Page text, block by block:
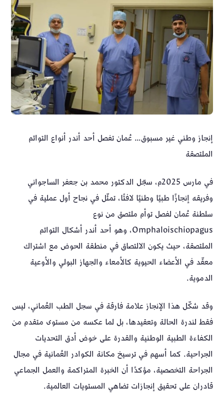
إنجاز وطني غير مسبوق… عُمان تفصل أحد أندر أنواع التوائم
الملتصقة
في مارس 2025م، سجّل الدكتور محمد بن جعفر الساجواني
وفريقه إنجازًا طبيًا وطنيًا لافتًا، تمثّل في نجاح أول عملية في
سلطنة عُمان لفصل توأم ملتصق من نوع
Omphaloischiopagus، وهو أحد أندر أشكال التوائم
الملتصقة، حيث يكون الالتصاق في منطقة الحوض مع اشتراك
معقّد في الأعضاء الحيوية كالأمعاء والجهاز البولي والأوعية
الدموية.
وقد شكّل هذا الإنجاز علامة فارقة في سجل الطب العُماني، ليس
فقط لندرة الحالة وتعقيدها، بل لما عكسه من مستوى متقدم من
الكفاءة الطبية الوطنية والقدرة على خوض أدق التحديات
الجراحية. كما أسهم في ترسيخ مكانة الكوادر العُمانية في مجال
الجراحة التخصصية، مؤكدًا أن الخبرة المتراكمة والعمل الجماعي
قادران على تحقيق إنجازات تضاهي المستويات العالمية.